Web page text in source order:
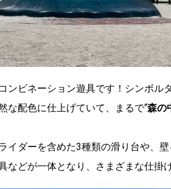
ンビネーション遊具です！シンボル
な配色に仕上げていて、まるで“森の
イダーを含めた3種類の滑り台や、
などが一体となり、さまざまな仕掛